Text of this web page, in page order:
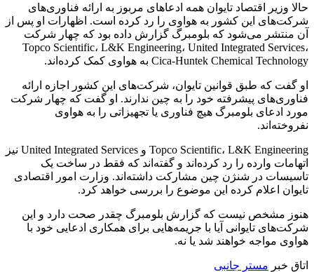
حالا وزیر اقتصاد تایوان همه ادعاهای مربوز به ارائه فناوری‌های
شرکت‌های این کشور به هواوی را رد کرده است. اظهارات او پس از
آن منتشر می‌شود که بلومبرگ گزارش داده بود که چهار شرکت
Topco Scientific، L&K Engineering، United Integrated Services،
Cica-Huntek Chemical Technology به هواوی کمک کرده‌اند.
او گفت که طبق قوانین تایوان، شرکت‌های این کشور اجازه ارائه
فناوری‌های پیشرفته خود را به چین ندارند. او گفت که چهار شرکت
مورد ادعای بلومبرگ هیچ فناوری یا تجهیزاتی را به هواوی
نفروخته‌اند.
Topco Scientific، L&K Engineering و United Integrated Services نیز
اتهامات وارده را رد کرده‌اند و گفته‌اند که فقط در ساخت یک
تاسیسات در شنژن چین مشارکت داشته‌اند. وزارت امور اقتصادی
تایوان اعلام کرده این موضوع را بررسی خواهد کرد.
هنوز مشخص نیست که گزارش بلومبرگ چقدر صحت دارد و این
شرکت‌های تایوانی آیا با جریمه‌هایی برای همکاری ادعایی خود با
هواوی مواجه خواهند شد یا نه.
اتاق خبر مستر جانبی